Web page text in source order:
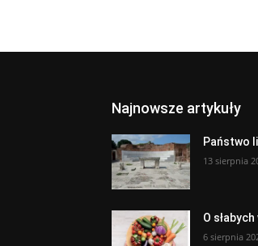
Najnowsze artykuły
Państwo
13 sierpnia
O
6 sierpnia